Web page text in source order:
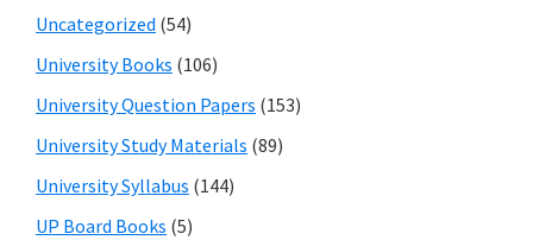
Uncategorized (54)
University Books (106)
University Question Papers (153)
University Study Materials (89)
University Syllabus (144)
UP Board Books (5)